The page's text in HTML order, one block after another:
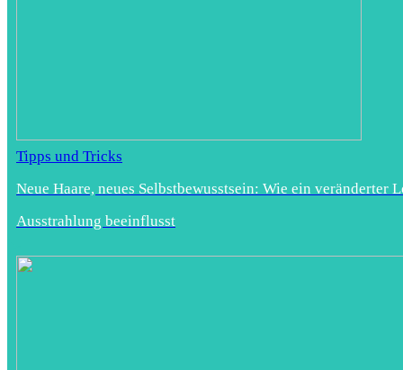
Tipps und Tricks
Neue Haare, neues Selbstbewusstsein: Wie ein veränderter
Ausstrahlung beeinflusst